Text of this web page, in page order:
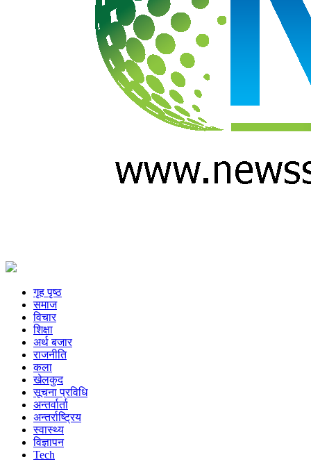
गृह पृष्ठ
समाज
विचार
शिक्षा
अर्थ बजार
राजनीति
कला
खेलकुद
सूचना प्रविधि
अन्तर्वार्ता
अन्तर्राष्ट्रिय
स्वास्थ्य
विज्ञापन
Tech